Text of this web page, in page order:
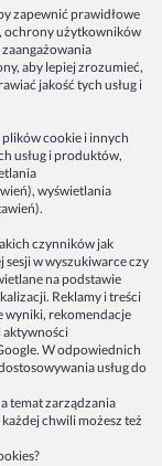
Staszak
Kraków
0405
zapewnić prawidłowe
ochrony użytkowników
aby lepiej zrozumieć,
jakość tych usług i
plików cookie i innych
usług i produktów,
wyświetlania
czynników jak
sesji w wyszukiwarce czy
na podstawie
Reklamy i treści
wyniki, rekomendacje
aktywności
W odpowiednich
usług do
temat zarządzania
chwili możesz też